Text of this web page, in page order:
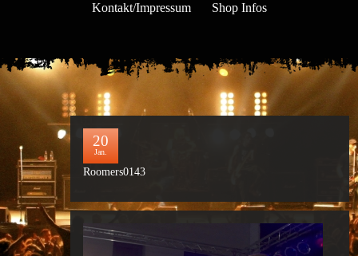
Kontakt/Impressum Shop Infos
20
Jan.
Roomers0143